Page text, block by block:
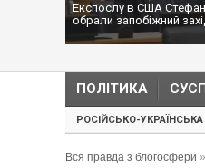
Експослу в США
обрали запобіжний
ПОЛІТИКА
РОСІЙСЬКО-УКРАЇНСЬКА
Вся правда з блогосфери »